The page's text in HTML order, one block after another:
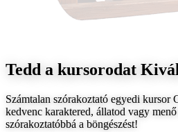
Tedd a kursorodat
Számtalan szórakoztató egyedi kursor
kedvenc karaktered, állatod vagy
szórakoztatóbbá a böngészést!